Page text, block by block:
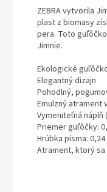
ZEBRA vytvorila
plast z biomasy
pera. Toto
Jimnie.
Ekologické
Elegantný dizajn
Pohodlný,
Emulzný atrament
Vymeniteľná náplň
Priemer guľôčky:
Hrúbka písma: 0,24
Atrament, ktorý